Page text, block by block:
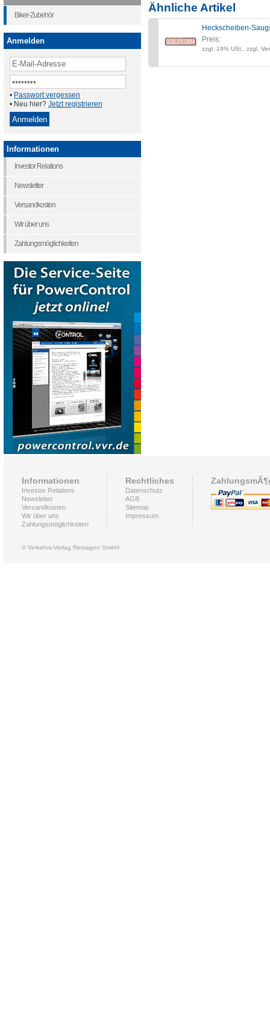
Ähnliche Artikel
Heckscheiben-
Preis:
zzgl. 19% USt., zzgl.
Biker-Zubehör
Anmelden
• Passwort vergessen
• Neu hier? Jetzt registrieren
Informationen
Investor Relations
Newsletter
Versandkosten
Wir über uns
Zahlungsmöglichkeiten
Informationen
Investor Relations
Newsletter
Versandkosten
Wir über uns
Zahlungsmöglichkeiten
Rechtliches
Datenschutz
AGB
Sitemap
Impressum
© Verkehrs-Verlag Remagen GmbH